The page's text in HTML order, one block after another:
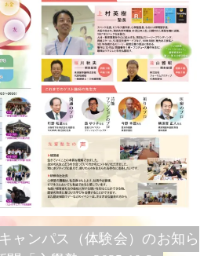
ャンパス（体験会）のお知ら